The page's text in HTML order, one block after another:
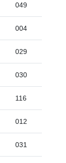
049
004
029
030
116
012
031